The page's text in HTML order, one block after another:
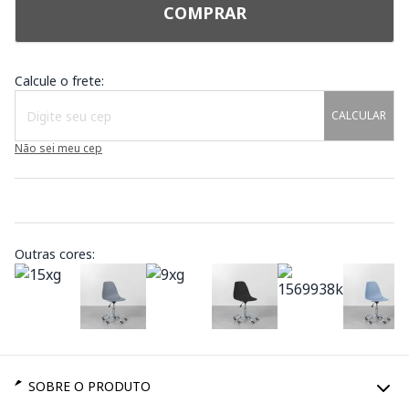
COMPRAR
Calcule o frete:
CALCULAR
Não sei meu cep
Outras cores:
SOBRE O PRODUTO